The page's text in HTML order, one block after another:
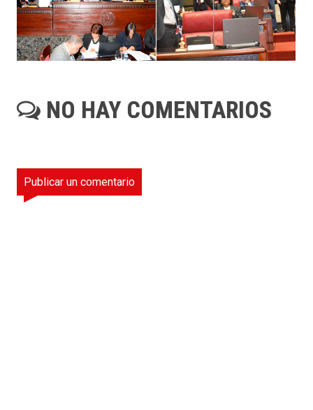
NO HAY COMENTARIOS
Publicar un comentario